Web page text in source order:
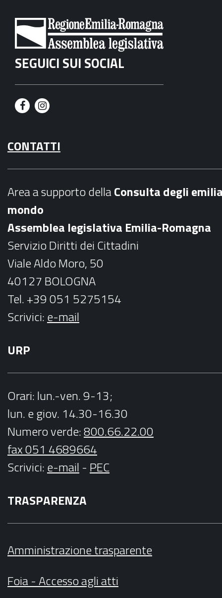
SEGUICI SUI SOCIAL
F
c
e
o
k
I
s
t
r
a
m
CONTATTI
Area a supporto dellaConsulta degli
mondo
Assemblea legislativa Emilia-Romagna
Servizio Diritti dei Cittadini
Viale Aldo Moro, 50
40127 BOLOGNA
Tel. +39 051 5275154
Scrivici:e-mail
URP
Orari: lun.-ven. 9-13;
lun. e giov. 14.30-16.30
Numero verde:800.66.22.00
fax 051 4689664
Scrivici:e-mail - PEC
TRASPARENZA
Amministrazione trasparente
Foia - Accesso agli atti